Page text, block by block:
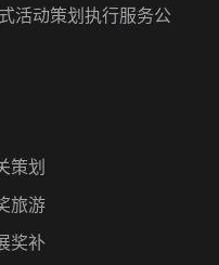
活动策划执行服务公
策划
旅游
奖补